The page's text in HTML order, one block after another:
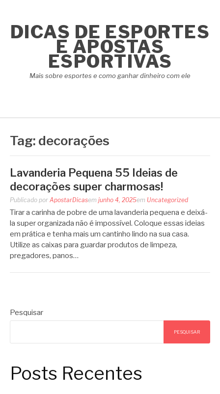
conteúdo
DICAS DE ESPORTES
E APOSTAS
ESPORTIVAS
Mais sobre esportes e como ganhar dinheiro com ele
Tag: decorações
Lavanderia Pequena 55 Ideias de
decorações super charmosas!
Publicado por ApostarDicasem junho 4, 2025em Uncategorized
Tirar a carinha de pobre de uma lavanderia pequena e deixá-
la super organizada não é impossível. Coloque essas ideias
em prática e tenha mais um cantinho lindo na sua casa.
Utilize as caixas para guardar produtos de limpeza,
pregadores, panos…
Pesquisar
PESQUISAR
Posts Recentes